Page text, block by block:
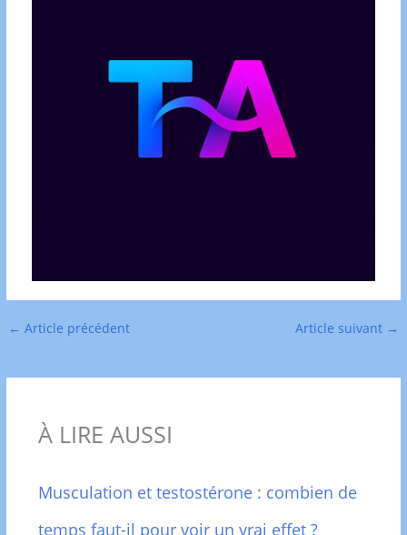
← Article précédent Article suivant →
À LIRE AUSSI
Musculation et testostérone : combien de
temps faut-il pour voir un vrai effet ?